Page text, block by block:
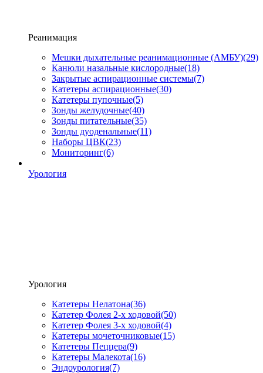
Реанимация
Мешки дыхательные реанимационные (АМБУ)(29)
Канюли назальные кислородные(18)
Закрытые аспирационные системы(7)
Катетеры аспирационные(30)
Катетеры пупочные(5)
Зонды желудочные(40)
Зонды питательные(35)
Зонды дуоденальные(11)
Наборы ЦВК(23)
Мониторинг(6)
Урология
Урология
Катетеры Нелатона(36)
Катетер Фолея 2-х ходовой(50)
Катетер Фолея 3-х ходовой(4)
Катетеры мочеточниковые(15)
Катетеры Пеццера(9)
Катетеры Малекота(16)
Эндоурология(7)